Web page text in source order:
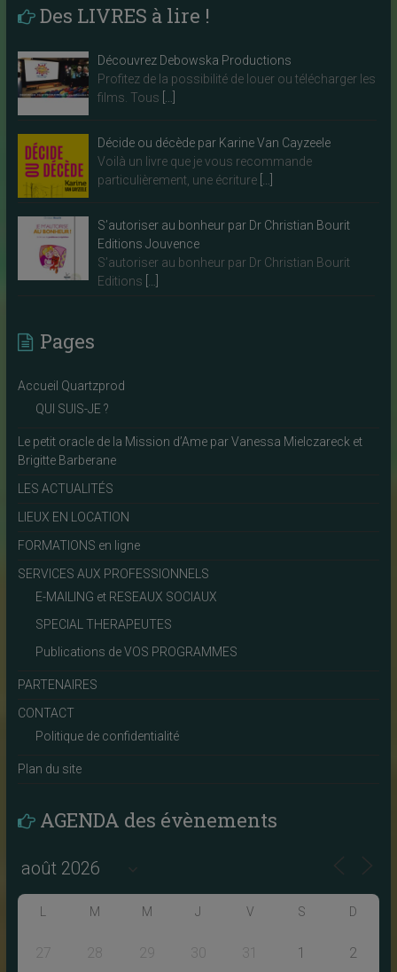
Des LIVRES à lire !
Découvrez Debowska Productions
Profitez de la possibilité de louer ou télécharger les
films. Tous
Décide ou décède par Karine Van Cayzeele
Voilà un livre que je vous recommande
particulièrement, une écriture
S’autoriser au bonheur par Dr Christian Bourit
Editions Jouvence
S’autoriser au bonheur par Dr Christian Bourit
Editions
Pages
Accueil Quartzprod
QUI SUIS-JE ?
Le petit oracle de la Mission d’Ame par Vanessa Mielczareck et
Brigitte Barberane
LES ACTUALITÉS
LIEUX EN LOCATION
FORMATIONS en ligne
SERVICES AUX PROFESSIONNELS
E-MAILING et RESEAUX SOCIAUX
SPECIAL THERAPEUTES
Publications de VOS PROGRAMMES
PARTENAIRES
CONTACT
Politique de confidentialité
Plan du site
AGENDA des évènements
L M M J V S D
27 28 29 30 31 1 2